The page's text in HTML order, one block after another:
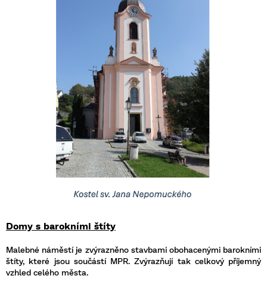
Domy s barokními štíty
Malebné náměstí je zvýrazněno stavbami obohacenými barokními
štíty, které jsou součástí MPR. Zvýrazňují tak celkový příjemný
vzhled celého města.